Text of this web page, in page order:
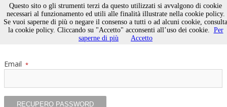
Recupero Password
Email *
Questo sito o gli strumenti terzi da questo utilizzati si avvalgono di cookie
necessari al funzionamento ed utili alle finalità illustrate nella cookie policy.
Se vuoi saperne di più o negare il consenso a tutti o ad alcuni cookie, consulta
la cookie policy. Cliccando su "Accetto" acconsenti all’uso dei cookie. Per
saperne di più
Accetto